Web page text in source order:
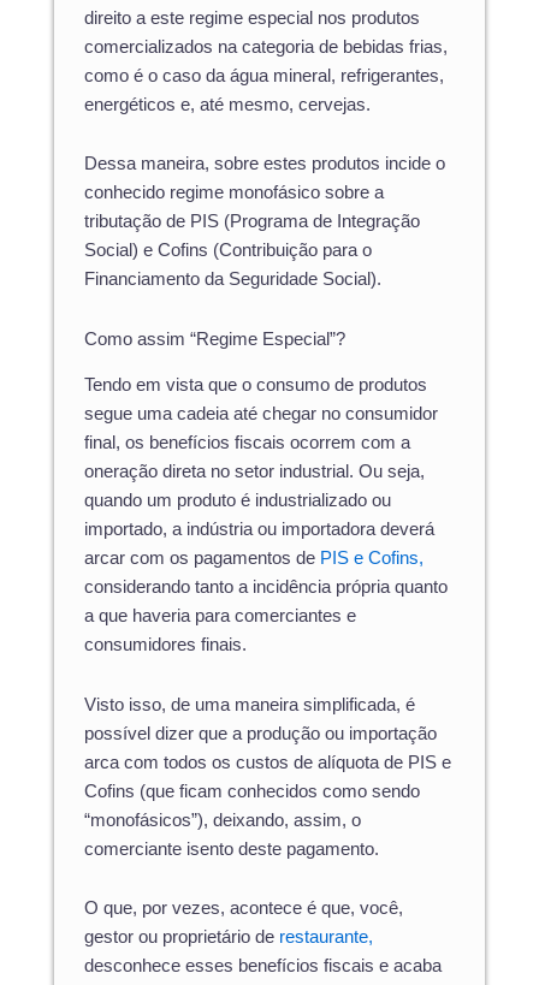
direito a este regime especial nos produtos
comercializados na categoria de bebidas frias,
como é o caso da água mineral, refrigerantes,
energéticos e, até mesmo, cervejas.
Dessa maneira, sobre estes produtos incide o
conhecido regime monofásico sobre a
tributação de PIS (Programa de Integração
Social) e Cofins (Contribuição para o
Financiamento da Seguridade Social).
Como assim “Regime Especial”?
Tendo em vista que o consumo de produtos
segue uma cadeia até chegar no consumidor
final, os benefícios fiscais ocorrem com a
oneração direta no setor industrial. Ou seja,
quando um produto é industrializado ou
importado, a indústria ou importadora deverá
arcar com os pagamentos de PIS e Cofins,
considerando tanto a incidência própria quanto
a que haveria para comerciantes e
consumidores finais.
Visto isso, de uma maneira simplificada, é
possível dizer que a produção ou importação
arca com todos os custos de alíquota de PIS e
Cofins (que ficam conhecidos como sendo
“monofásicos”), deixando, assim, o
comerciante isento deste pagamento.
O que, por vezes, acontece é que, você,
gestor ou proprietário de restaurante,
desconhece esses benefícios fiscais e acaba